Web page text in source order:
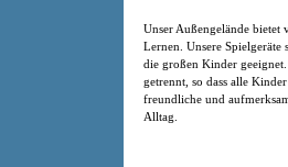
Unser Außengelände bietet
Lernen. Unsere
die großen Kinder
getrennt, so dass alle
freundliche und
Alltag.